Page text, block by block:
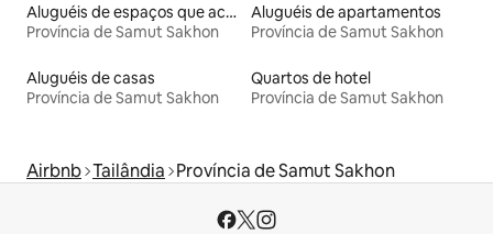
Aluguéis de espaços que aceitam animais de estimação
Província de Samut Sakhon
Aluguéis de apartamentos
Província de Samut Sakhon
Aluguéis de casas
Província de Samut Sakhon
Quartos de hotel
Província de Samut Sakhon
Airbnb Tailândia Província de Samut Sakhon